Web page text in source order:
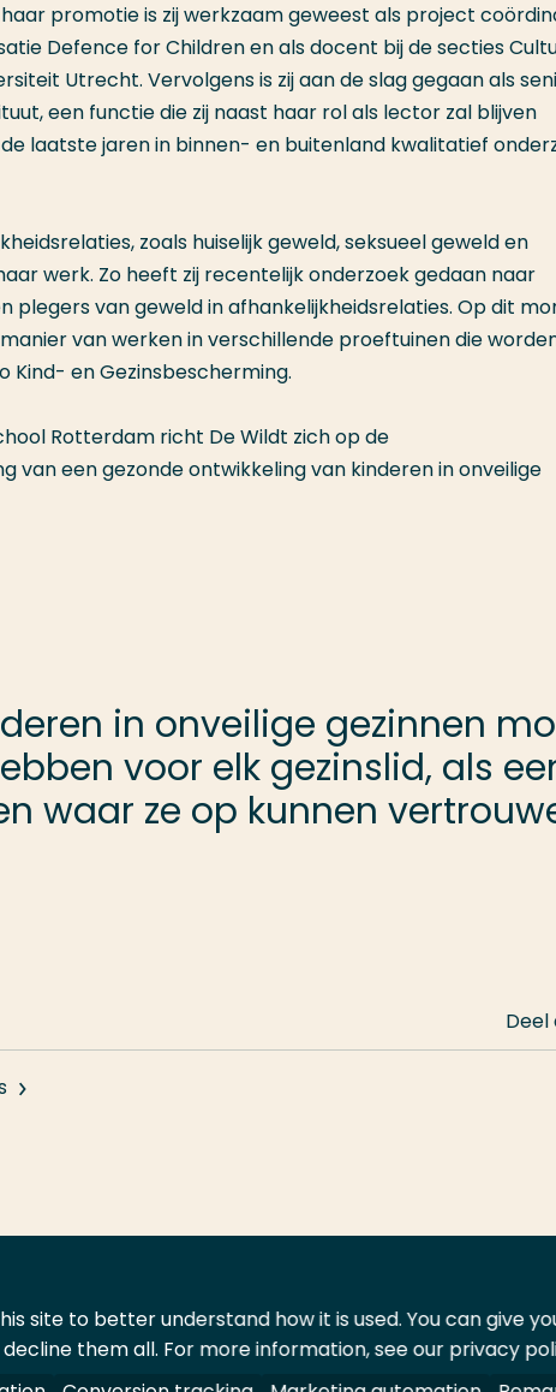
haar promotie is zij werkzaam geweest als project
Defence for Children en als docent bij de secties
Utrecht. Vervolgens is zij aan de slag gegaan als
een functie die zij naast haar rol als lector zal blijven
laatste jaren in binnen- en buitenland kwalitatief
zoals huiselijk geweld, seksueel geweld en
werk. Zo heeft zij recentelijk onderzoek gedaan naar
van geweld in afhankelijkheidsrelaties. Op dit
van werken in verschillende proeftuinen die
en Gezinsbescherming.
Rotterdam richt De Wildt zich op de
een gezonde ontwikkeling van kinderen in onveilige
in onveilige gezinnen
voor elk gezinslid, als
waar ze op kunnen
Deel
site to better understand how it is used. You can give
them all. For more information, see our privacy